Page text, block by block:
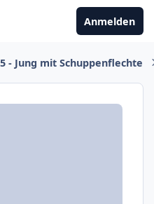
Anmelden
- Jung mit Schuppenflechte